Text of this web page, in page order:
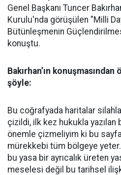
Genel Başkanı Tuncer
Kurulu'nda görüşülen "Milli
Bütünleşmenin
konuştu.
Bakırhan’ın konuşmasından
şöyle:
Bu coğrafyada haritalar
çizildi, ilk kez hukukla yazılan
önemle çizmeliyim ki bu sayfa
mürekkebi tüm bölgeye
bu yasa bir ayrıcalık üreten
meselesi değil bu tarihsel